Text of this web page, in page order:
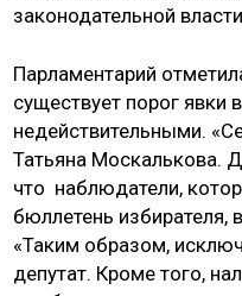
законодательной
Парламентарий
существует порог явки
недействительными.
Татьяна Москалькова.
что наблюдатели,
бюллетень избирателя,
«Таким образом,
депутат. Кроме того,